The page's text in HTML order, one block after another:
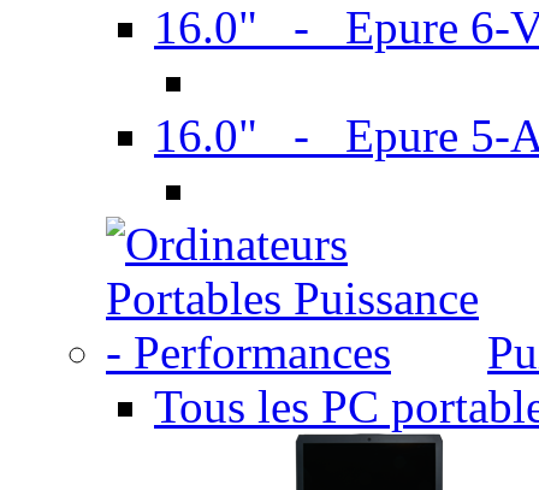
16.0" - Epure 6-
16.0" - Epure 5-
Tous les PC